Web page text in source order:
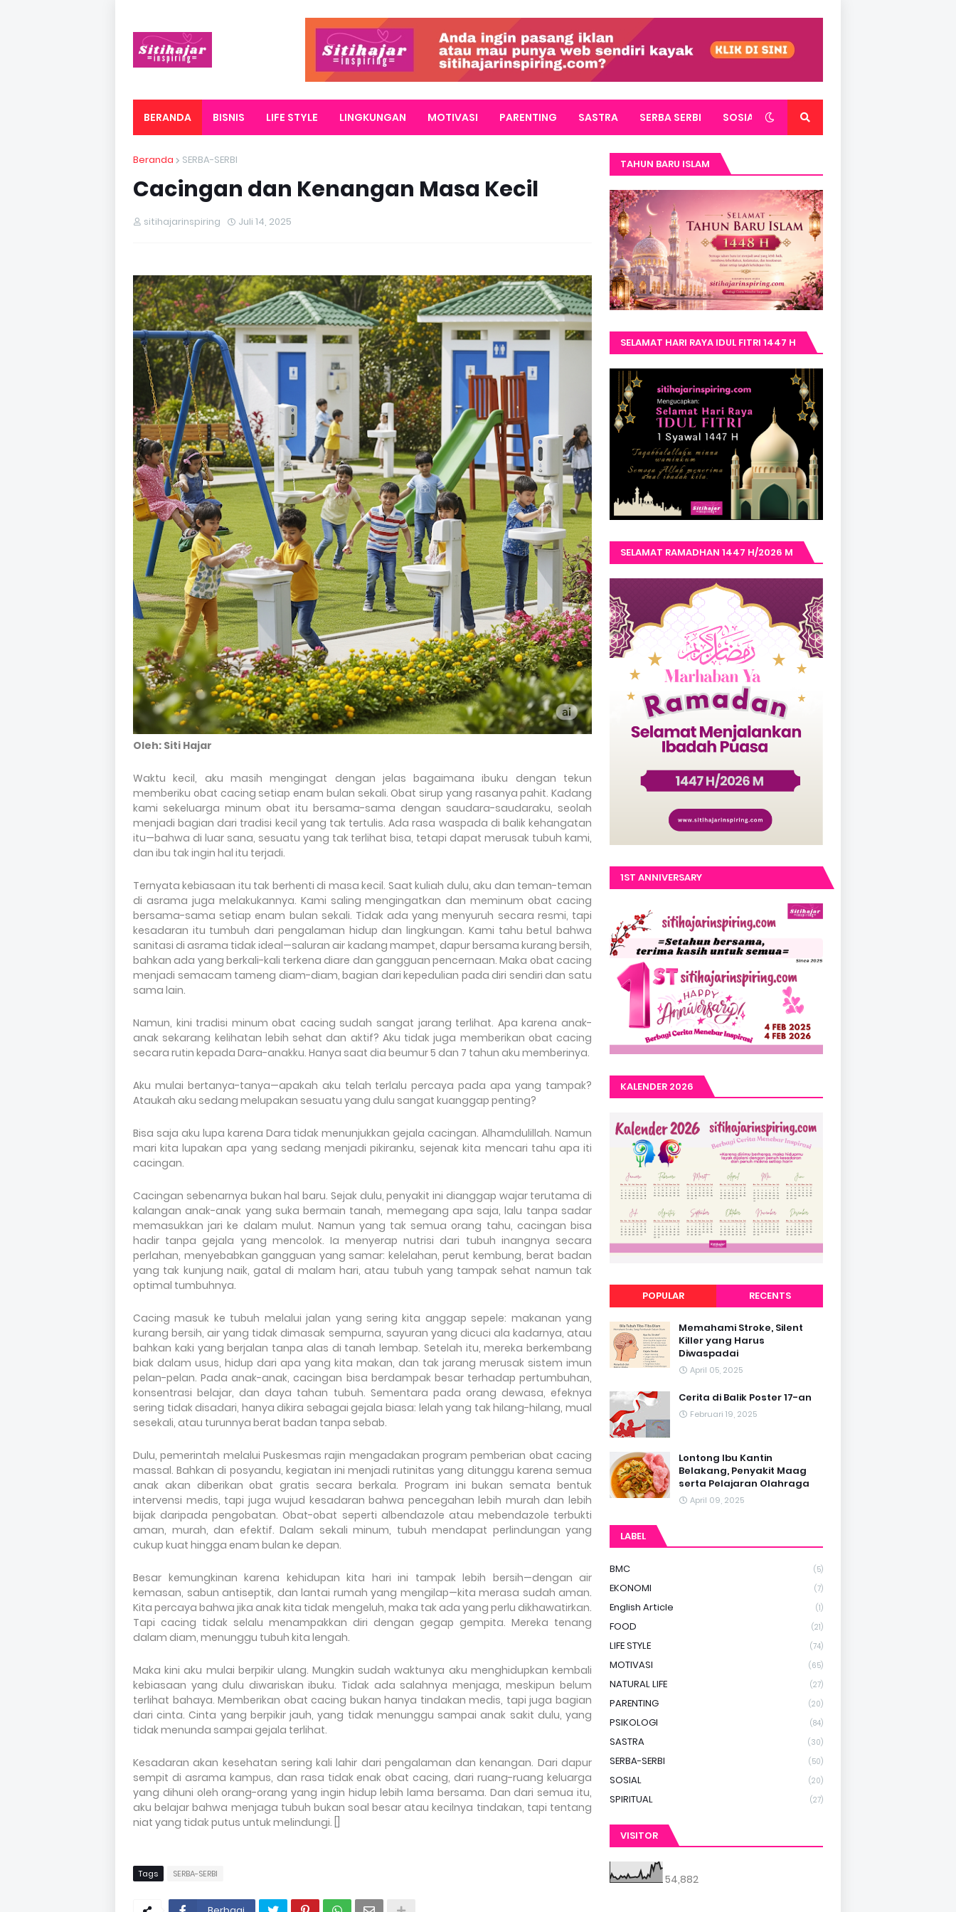
BERANDA BISNIS LIFE STYLE LINGKUNGAN MOTIVASI PARENTING SASTRA SERBA SERBI SOSIAL
Beranda SERBA-SERBI
Cacingan dan Kenangan Masa Kecil
sitihajarinspiring Juli 14, 2025
Oleh: Siti Hajar
Waktu kecil, aku masih mengingat dengan jelas bagaimana ibuku dengan tekun
memberiku obat cacing setiap enam bulan sekali. Obat sirup yang rasanya pahit. Kadang
kami sekeluarga minum obat itu bersama-sama dengan saudara-saudaraku, seolah
menjadi bagian dari tradisi kecil yang tak tertulis. Ada rasa waspada di balik kehangatan
itu—bahwa di luar sana, sesuatu yang tak terlihat bisa, tetapi dapat merusak tubuh kami,
dan ibu tak ingin hal itu terjadi.
Ternyata kebiasaan itu tak berhenti di masa kecil. Saat kuliah dulu, aku dan teman-teman
di asrama juga melakukannya. Kami saling mengingatkan dan meminum obat cacing
bersama-sama setiap enam bulan sekali. Tidak ada yang menyuruh secara resmi, tapi
kesadaran itu tumbuh dari pengalaman hidup dan lingkungan. Kami tahu betul bahwa
sanitasi di asrama tidak ideal—saluran air kadang mampet, dapur bersama kurang bersih,
bahkan ada yang berkali-kali terkena diare dan gangguan pencernaan. Maka obat cacing
menjadi semacam tameng diam-diam, bagian dari kepedulian pada diri sendiri dan satu
sama lain.
Namun, kini tradisi minum obat cacing sudah sangat jarang terlihat. Apa karena anak-
anak sekarang kelihatan lebih sehat dan aktif? Aku tidak juga memberikan obat cacing
secara rutin kepada Dara-anakku. Hanya saat dia beumur 5 dan 7 tahun aku memberinya.
Aku mulai bertanya-tanya—apakah aku telah terlalu percaya pada apa yang tampak?
Ataukah aku sedang melupakan sesuatu yang dulu sangat kuanggap penting?
Bisa saja aku lupa karena Dara tidak menunjukkan gejala cacingan. Alhamdulillah. Namun
mari kita lupakan apa yang sedang menjadi pikiranku, sejenak kita mencari tahu apa iti
cacingan.
Cacingan sebenarnya bukan hal baru. Sejak dulu, penyakit ini dianggap wajar terutama di
kalangan anak-anak yang suka bermain tanah, memegang apa saja, lalu tanpa sadar
memasukkan jari ke dalam mulut. Namun yang tak semua orang tahu, cacingan bisa
hadir tanpa gejala yang mencolok. Ia menyerap nutrisi dari tubuh inangnya secara
perlahan, menyebabkan gangguan yang samar: kelelahan, perut kembung, berat badan
yang tak kunjung naik, gatal di malam hari, atau tubuh yang tampak sehat namun tak
optimal tumbuhnya.
Cacing masuk ke tubuh melalui jalan yang sering kita anggap sepele: makanan yang
kurang bersih, air yang tidak dimasak sempurna, sayuran yang dicuci ala kadarnya, atau
bahkan kaki yang berjalan tanpa alas di tanah lembap. Setelah itu, mereka berkembang
biak dalam usus, hidup dari apa yang kita makan, dan tak jarang merusak sistem imun
pelan-pelan. Pada anak-anak, cacingan bisa berdampak besar terhadap pertumbuhan,
konsentrasi belajar, dan daya tahan tubuh. Sementara pada orang dewasa, efeknya
sering tidak disadari, hanya dikira sebagai gejala biasa: lelah yang tak hilang-hilang, mual
sesekali, atau turunnya berat badan tanpa sebab.
Dulu, pemerintah melalui Puskesmas rajin mengadakan program pemberian obat cacing
massal. Bahkan di posyandu, kegiatan ini menjadi rutinitas yang ditunggu karena semua
anak akan diberikan obat gratis secara berkala. Program ini bukan semata bentuk
intervensi medis, tapi juga wujud kesadaran bahwa pencegahan lebih murah dan lebih
bijak daripada pengobatan. Obat-obat seperti albendazole atau mebendazole terbukti
aman, murah, dan efektif. Dalam sekali minum, tubuh mendapat perlindungan yang
cukup kuat hingga enam bulan ke depan.
Besar kemungkinan karena kehidupan kita hari ini tampak lebih bersih—dengan air
kemasan, sabun antiseptik, dan lantai rumah yang mengilap—kita merasa sudah aman.
Kita percaya bahwa jika anak kita tidak mengeluh, maka tak ada yang perlu dikhawatirkan.
Tapi cacing tidak selalu menampakkan diri dengan gegap gempita. Mereka tenang
dalam diam, menunggu tubuh kita lengah.
Maka kini aku mulai berpikir ulang. Mungkin sudah waktunya aku menghidupkan kembali
kebiasaan yang dulu diwariskan ibuku. Tidak ada salahnya menjaga, meskipun belum
terlihat bahaya. Memberikan obat cacing bukan hanya tindakan medis, tapi juga bagian
dari cinta. Cinta yang berpikir jauh, yang tidak menunggu sampai anak sakit dulu, yang
tidak menunda sampai gejala terlihat.
Kesadaran akan kesehatan sering kali lahir dari pengalaman dan kenangan. Dari dapur
sempit di asrama kampus, dan rasa tidak enak obat cacing, dari ruang-ruang keluarga
yang dihuni oleh orang-orang yang ingin hidup lebih lama bersama. Dan dari semua itu,
aku belajar bahwa menjaga tubuh bukan soal besar atau kecilnya tindakan, tapi tentang
niat yang tidak putus untuk melindungi. []
Tags SERBA-SERBI
TAHUN BARU ISLAM
SELAMAT HARI RAYA IDUL FITRI 1447 H
SELAMAT RAMADHAN 1447 H/2026 M
1ST ANNIVERSARY
KALENDER 2026
POPULAR RECENTS
Memahami Stroke, Silent
Killer yang Harus
Diwaspadai
April 05, 2025
Cerita di Balik Poster 17-an
Februari 19, 2025
Lontong Ibu Kantin
Belakang, Penyakit Maag
serta Pelajaran Olahraga
April 09, 2025
LABEL
BMC (5)
EKONOMI (7)
English Article (1)
FOOD (21)
LIFE STYLE (74)
MOTIVASI (65)
NATURAL LIFE (27)
PARENTING (20)
PSIKOLOGI (84)
SASTRA (30)
SERBA-SERBI (50)
SOSIAL (20)
SPIRITUAL (27)
VISITOR
54,882